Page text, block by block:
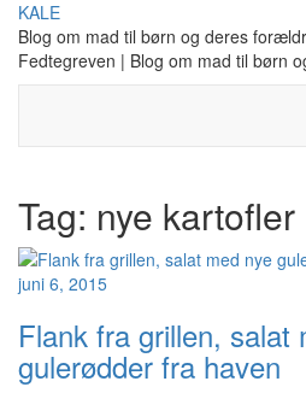
Skip
content
KALE
Blog om mad til børn og deres
Fedtegreven | Blog om mad til børn
Tag: nye kartofler
juni 6, 2015
Flank fra grillen, salat
gulerødder fra haven